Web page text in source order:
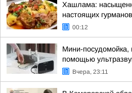
Хашлама:
настоящих гурманов
00:12
Мини-посудомойка,
помощью
Вчера, 23:11